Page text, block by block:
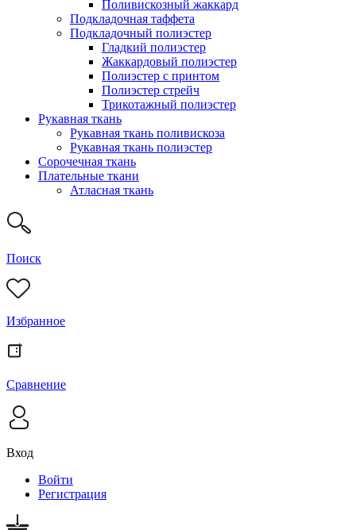
Поливискозный жаккард
Подкладочная таффета
Подкладочный полиэстер
Гладкий полиэстер
Жаккардовый полиэстер
Полиэстер с принтом
Полиэстер стрейч
Трикотажный полиэстер
Рукавная ткань
Рукавная ткань поливискоза
Рукавная ткань полиэстер
Сорочечная ткань
Плательные ткани
Атласная ткань
Поиск
Избранное
Сравнение
Вход
Войти
Регистрация